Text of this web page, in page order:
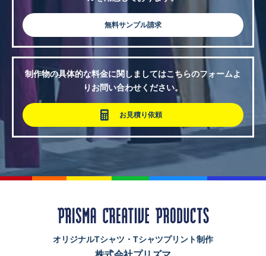
無料サンプル請求
制作物の具体的な料金に関しましてはこちらのフォームよ
りお問い合わせください。
お見積り依頼
オリジナルTシャツ・Tシャツプリント制作